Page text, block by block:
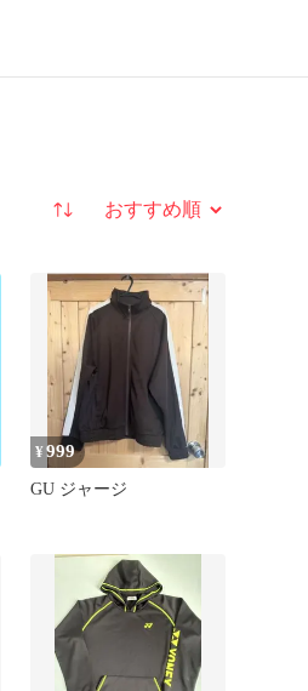
並び替え
¥999
GU ジャージ